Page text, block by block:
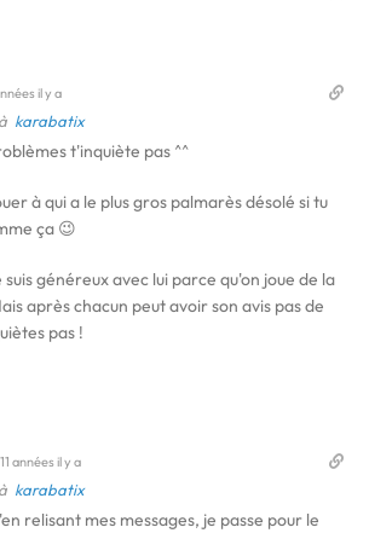
il y a
karabatix
t'inquiète pas ^^
à qui a le plus gros palmarès désolé si tu
ça 😉
suis généreux avec lui parce qu'on joue de la
après chacun peut avoir son avis pas de
pas !
11 années il y a
karabatix
relisant mes messages, je passe pour le